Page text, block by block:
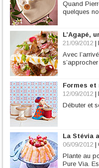
Quand
quelques
L’Agapé,
21/09/2012
Avec
Formes et
12/09/2012
Débuter et
La Stévia
06/09/2012
Plante au
Pure Via.